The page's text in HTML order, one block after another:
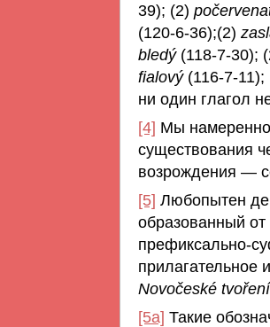
39); (2)
(120-6-36);(2)
bledý (118-7-30);
fialový (116-7-
ни один глагол
[4] Мы
существования
возрождения —
[5] Любопытен
образованный
префиксально-
прилагательное
Novočeské
[5a] Такие